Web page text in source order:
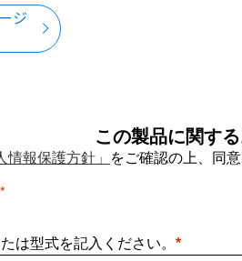
ジ
この製品に関す
情報保護方針」 をご確認の上、同
は型式を記入ください。